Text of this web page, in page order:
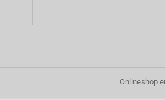
Onlineshop